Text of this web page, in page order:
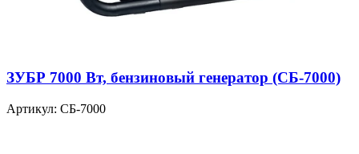
ЗУБР 7000 Вт, бензиновый генератор (СБ-7000)
Артикул: СБ-7000